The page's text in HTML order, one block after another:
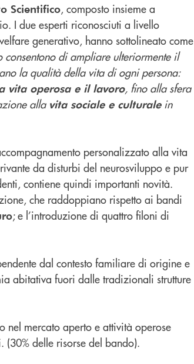
Scientifico, composto insieme a
I due esperti riconosciuti a livello
generativo, hanno sottolineato come
di ampliare ulteriormente il
la qualità della vita di ogni persona:
vita operosa e il lavoro, fino alla sfera
alla vita sociale e culturalein
personalizzato alla vita
da disturbi del neurosviluppo e pur
contiene quindi importanti novità.
che raddoppiano rispetto ai bandi
; e l’introduzione di quattro filoni di
dal contesto familiare di origine e
abitativa fuori dalle tradizionali strutture
nel mercato aperto e attività operose
(30% delle risorse del bando).